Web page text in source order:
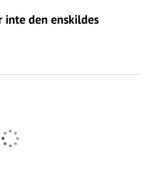
inte den enskildes